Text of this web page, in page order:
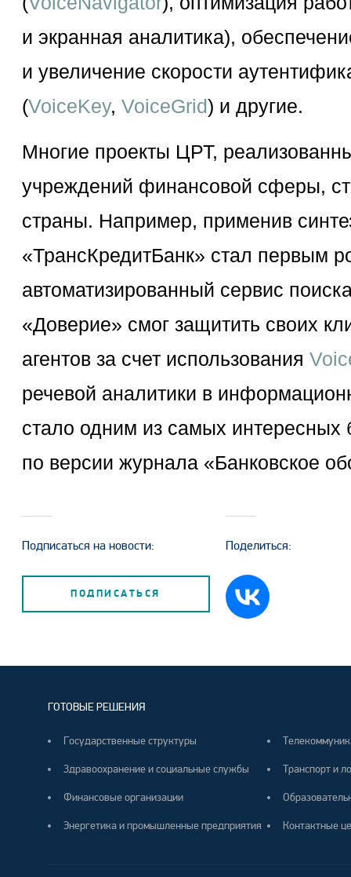
и экранная аналитика),
и увеличение скорости
(VoiceKey, VoiceGrid) и другие.
Многие проекты ЦРТ,
учреждений финансовой сферы,
страны. Например, применив
«ТрансКредитБанк» стал первым
автоматизированный сервис
«Доверие» смог защитить своих
агентов за счет использования
речевой аналитики в
стало одним из самых интересных
по версии журнала «Банковское
Подписаться на новости:
ПОДПИСАТЬСЯ
Поделиться:
ГОТОВЫЕ РЕШЕНИЯ
Государственные структуры
Здравоохранение и социальные службы
Финансовые организации
Энергетика и промышленные предприятия
Транспорт и
Контактные